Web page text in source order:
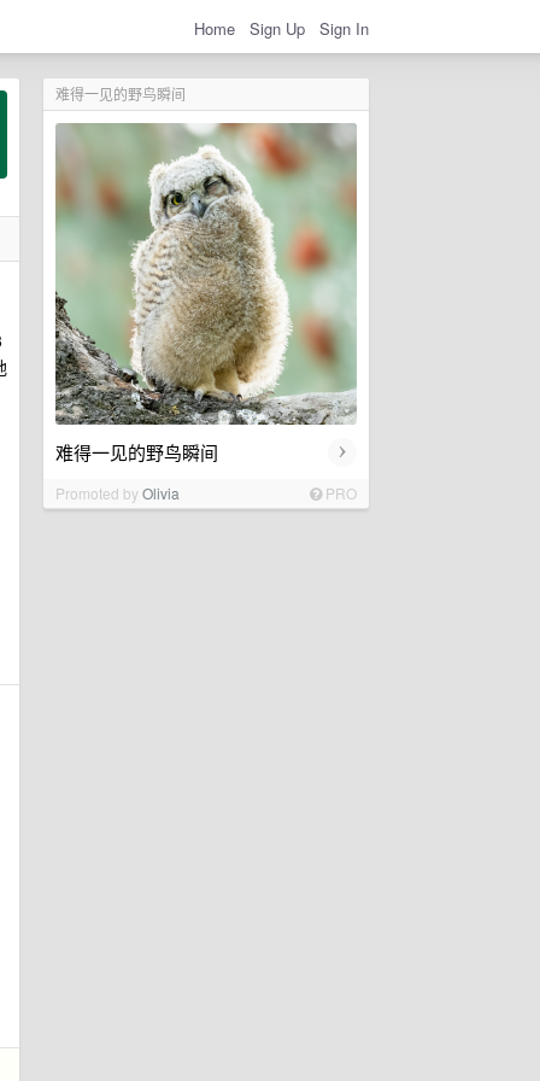
Home Sign Up Sign In
难得一见的野鸟瞬间
难得一见的野鸟瞬间 ›
Promoted byOlivia PRO